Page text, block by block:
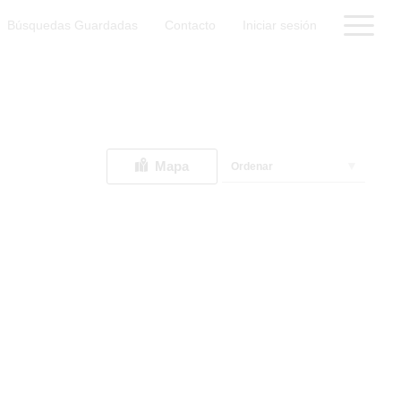
Búsquedas Guardadas Contacto Iniciar sesión
Mapa Ordenar